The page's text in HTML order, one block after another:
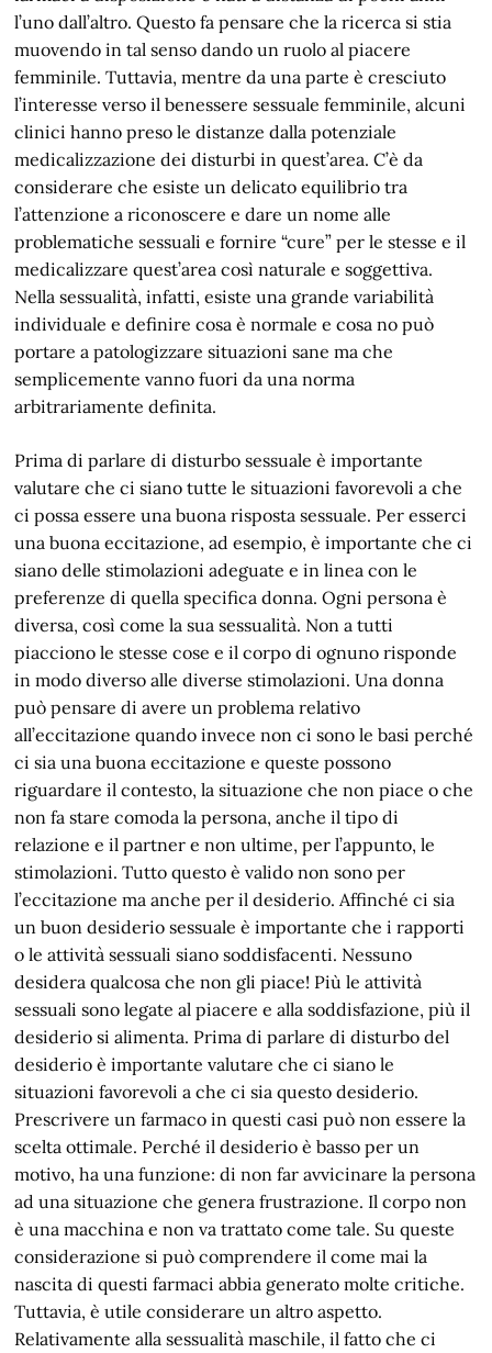
l’uno dall’altro. Questo fa pensare che la ricerca si stia
muovendo in tal senso dando un ruolo al piacere
femminile. Tuttavia, mentre da una parte è cresciuto
l’interesse verso il benessere sessuale femminile, alcuni
clinici hanno preso le distanze dalla potenziale
medicalizzazione dei disturbi in quest’area. C’è da
considerare che esiste un delicato equilibrio tra
l’attenzione a riconoscere e dare un nome alle
problematiche sessuali e fornire “cure” per le stesse e il
medicalizzare quest’area così naturale e soggettiva.
Nella sessualità, infatti, esiste una grande variabilità
individuale e definire cosa è normale e cosa no può
portare a patologizzare situazioni sane ma che
semplicemente vanno fuori da una norma
arbitrariamente definita.
Prima di parlare di disturbo sessuale è importante
valutare che ci siano tutte le situazioni favorevoli a che
ci possa essere una buona risposta sessuale. Per esserci
una buona eccitazione, ad esempio, è importante che ci
siano delle stimolazioni adeguate e in linea con le
preferenze di quella specifica donna. Ogni persona è
diversa, così come la sua sessualità. Non a tutti
piacciono le stesse cose e il corpo di ognuno risponde
in modo diverso alle diverse stimolazioni. Una donna
può pensare di avere un problema relativo
all’eccitazione quando invece non ci sono le basi perché
ci sia una buona eccitazione e queste possono
riguardare il contesto, la situazione che non piace o che
non fa stare comoda la persona, anche il tipo di
relazione e il partner e non ultime, per l’appunto, le
stimolazioni. Tutto questo è valido non sono per
l’eccitazione ma anche per il desiderio. Affinché ci sia
un buon desiderio sessuale è importante che i rapporti
o le attività sessuali siano soddisfacenti. Nessuno
desidera qualcosa che non gli piace! Più le attività
sessuali sono legate al piacere e alla soddisfazione, più il
desiderio si alimenta. Prima di parlare di disturbo del
desiderio è importante valutare che ci siano le
situazioni favorevoli a che ci sia questo desiderio.
Prescrivere un farmaco in questi casi può non essere la
scelta ottimale. Perché il desiderio è basso per un
motivo, ha una funzione: di non far avvicinare la persona
ad una situazione che genera frustrazione. Il corpo non
è una macchina e non va trattato come tale. Su queste
considerazione si può comprendere il come mai la
nascita di questi farmaci abbia generato molte critiche.
Tuttavia, è utile considerare un altro aspetto.
Relativamente alla sessualità maschile, il fatto che ci